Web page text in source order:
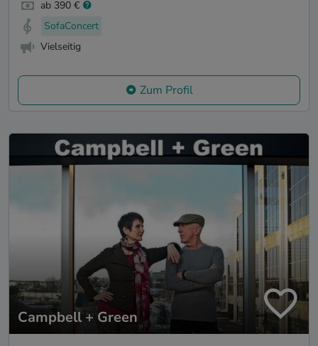
ab 390 €
SofaConcert
Vielseitig
Zum Profil
Campbell + Green